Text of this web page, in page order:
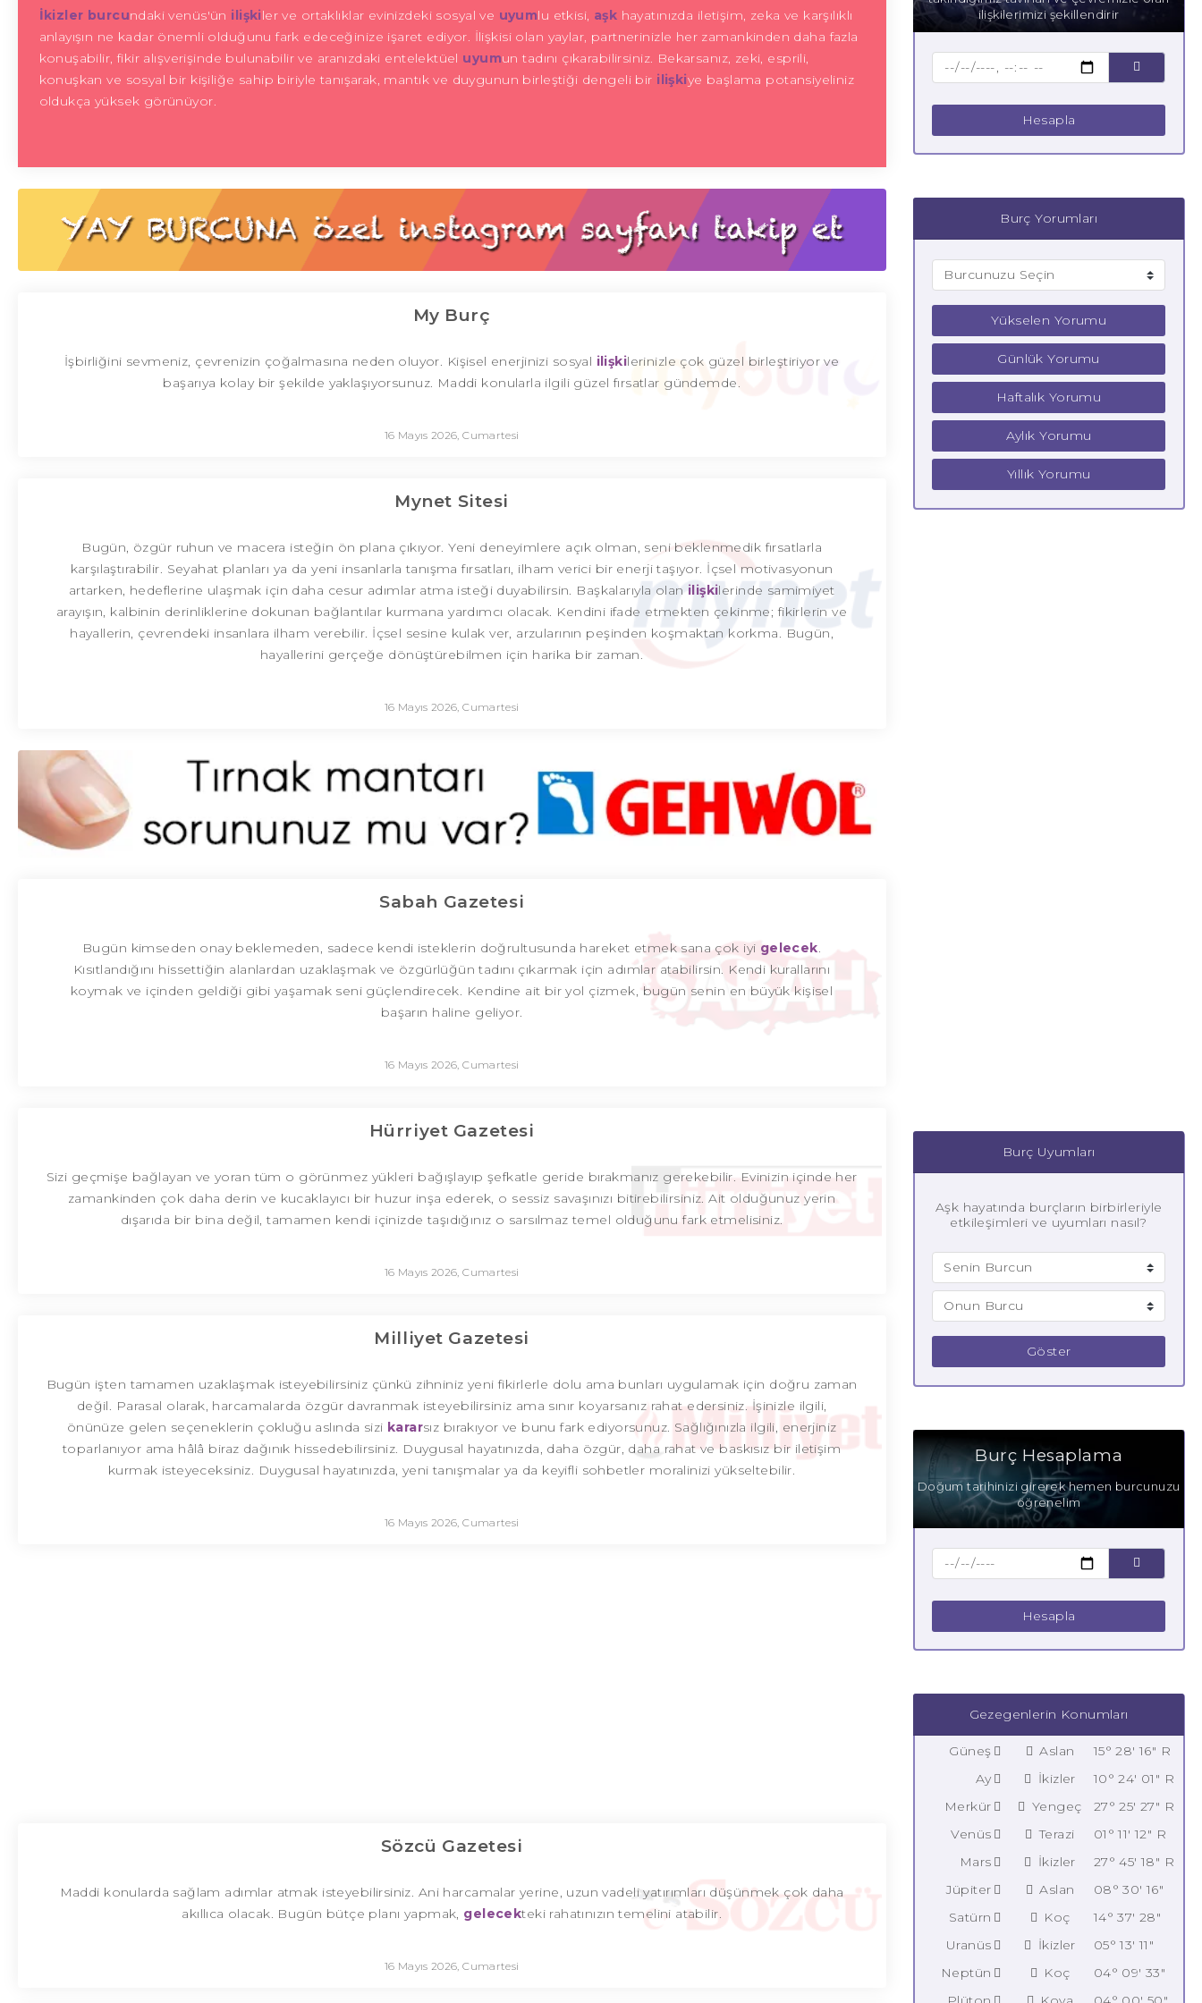
İkizler burcundaki venüs'ün ilişkiler ve ortaklıklar evinizdeki sosyal ve uyumlu etkisi, aşk hayatınızda iletişim, zeka ve karşılıklı
anlayışın ne kadar önemli olduğunu fark edeceğinize işaret ediyor. İlişkisi olan yaylar, partnerinizle her zamankinden daha fazla
konuşabilir, fikir alışverişinde bulunabilir ve aranızdaki entelektüel uyumun tadını çıkarabilirsiniz. Bekarsanız, zeki, esprili,
konuşkan ve sosyal bir kişiliğe sahip biriyle tanışarak, mantık ve duygunun birleştiği dengeli bir ilişkiye başlama potansiyeliniz
oldukça yüksek görünüyor.
My Burç
İşbirliğini sevmeniz, çevrenizin çoğalmasına neden oluyor. Kişisel enerjinizi sosyal ilişkilerinizle çok güzel birleştiriyor ve
başarıya kolay bir şekilde yaklaşıyorsunuz. Maddi konularla ilgili güzel fırsatlar gündemde.
16 Mayıs 2026, Cumartesi
Mynet Sitesi
Bugün, özgür ruhun ve macera isteğin ön plana çıkıyor. Yeni deneyimlere açık olman, seni beklenmedik fırsatlarla
karşılaştırabilir. Seyahat planları ya da yeni insanlarla tanışma fırsatları, ilham verici bir enerji taşıyor. İçsel motivasyonun
artarken, hedeflerine ulaşmak için daha cesur adımlar atma isteği duyabilirsin. Başkalarıyla olan ilişkilerinde samimiyet
arayışın, kalbinin derinliklerine dokunan bağlantılar kurmana yardımcı olacak. Kendini ifade etmekten çekinme; fikirlerin ve
hayallerin, çevrendeki insanlara ilham verebilir. İçsel sesine kulak ver, arzularının peşinden koşmaktan korkma. Bugün,
hayallerini gerçeğe dönüştürebilmen için harika bir zaman.
16 Mayıs 2026, Cumartesi
Sabah Gazetesi
Bugün kimseden onay beklemeden, sadece kendi isteklerin doğrultusunda hareket etmek sana çok iyi gelecek.
Kısıtlandığını hissettiğin alanlardan uzaklaşmak ve özgürlüğün tadını çıkarmak için adımlar atabilirsin. Kendi kurallarını
koymak ve içinden geldiği gibi yaşamak seni güçlendirecek. Kendine ait bir yol çizmek, bugün senin en büyük kişisel
başarın haline geliyor.
16 Mayıs 2026, Cumartesi
Hürriyet Gazetesi
Sizi geçmişe bağlayan ve yoran tüm o görünmez yükleri bağışlayıp şefkatle geride bırakmanız gerekebilir. Evinizin içinde her
zamankinden çok daha derin ve kucaklayıcı bir huzur inşa ederek, o sessiz savaşınızı bitirebilirsiniz. Ait olduğunuz yerin
dışarıda bir bina değil, tamamen kendi içinizde taşıdığınız o sarsılmaz temel olduğunu fark etmelisiniz.
16 Mayıs 2026, Cumartesi
Milliyet Gazetesi
Bugün işten tamamen uzaklaşmak isteyebilirsiniz çünkü zihniniz yeni fikirlerle dolu ama bunları uygulamak için doğru zaman
değil. Parasal olarak, harcamalarda özgür davranmak isteyebilirsiniz ama sınır koyarsanız rahat edersiniz. İşinizle ilgili,
önünüze gelen seçeneklerin çokluğu aslında sizi kararsız bırakıyor ve bunu fark ediyorsunuz. Sağlığınızla ilgili, enerjiniz
toparlanıyor ama hâlâ biraz dağınık hissedebilirsiniz. Duygusal hayatınızda, daha özgür, daha rahat ve baskısız bir iletişim
kurmak isteyeceksiniz. Duygusal hayatınızda, yeni tanışmalar ya da keyifli sohbetler moralinizi yükseltebilir.
16 Mayıs 2026, Cumartesi
Sözcü Gazetesi
Maddi konularda sağlam adımlar atmak isteyebilirsiniz. Ani harcamalar yerine, uzun vadeli yatırımları düşünmek çok daha
akıllıca olacak. Bugün bütçe planı yapmak, gelecekteki rahatınızın temelini atabilir.
16 Mayıs 2026, Cumartesi
ilişkilerimizi şekillendirir
Hesapla
Burç Yorumları
Yükselen Yorumu
Günlük Yorumu
Haftalık Yorumu
Aylık Yorumu
Yıllık Yorumu
Burç Uyumları
Aşk hayatında burçların birbirleriyle
etkileşimleri ve uyumları nasıl?
Göster
Burç Hesaplama
Doğum tarihinizi girerek hemen burcunuzu
öğrenelim
Hesapla
Gezegenlerin Konumları
Güneş Aslan
15° 28' 16" R
Ay
İkizler
10° 24' 01" R
Merkür
Yengeç
27° 25' 27" R
Venüs
Terazi
01° 11' 12" R
Mars
İkizler
27° 45' 18" R
Jüpiter
Aslan
08° 30' 16"
Satürn
Koç
14° 37' 28"
Uranüs
İkizler
05° 13' 11"
Neptün
Koç
04° 09' 33"